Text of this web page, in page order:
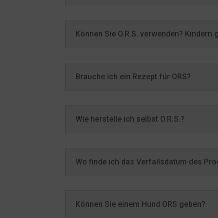
Können Sie O.R.S. verwenden? Kindern
Brauche ich ein Rezept für ORS?
Wie herstelle ich selbst O.R.S.?
Wo finde ich das Verfallsdatum des
Können Sie einem Hund ORS geben?